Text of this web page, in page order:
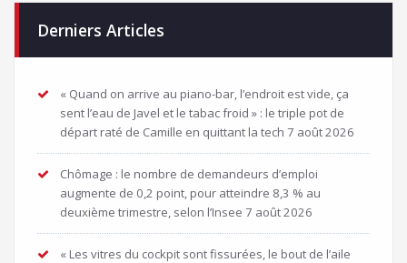
Derniers Articles
« Quand on arrive au piano-bar, l’endroit est vide, ça
sent l’eau de Javel et le tabac froid » : le triple pot de
départ raté de Camille en quittant la tech 7 août 2026
Chômage : le nombre de demandeurs d’emploi
augmente de 0,2 point, pour atteindre 8,3 % au
deuxième trimestre, selon l’Insee 7 août 2026
« Les vitres du cockpit sont fissurées, le bout de l’aile